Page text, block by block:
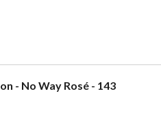
- No Way Rosé - 143